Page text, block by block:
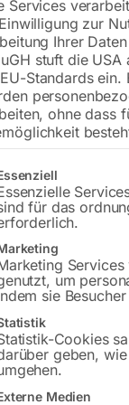
Services
zur
Ihrer
stuft die
Standards
ohne dass
eine Liste der
für das
um
sie
Cookies
geben,
Medien